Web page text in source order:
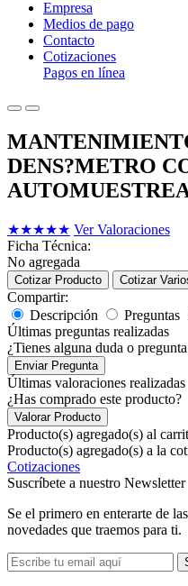
Empresa
Medios de pago
Contacto
Cotizaciones
Pagos en línea
DENS?METRO
★★★★★ Ver Valoraciones
Ficha Técnica:
No agregada
Cotizar Producto Cotizar
Compartir:
Descripción
Preguntas
Últimas preguntas realizadas
¿Tienes alguna duda o
Enviar Pregunta
Últimas valoraciones realizadas
¿Has comprado este producto?
Valorar Producto
Producto(s) agregado(s) al
Producto(s) agregado(s) a la
Cotizaciones
Suscríbete a nuestro Newsletter
Se el primero en enterarte de
novedades que traemos para ti.